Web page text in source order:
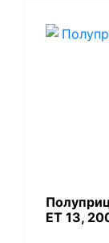
ET 13,